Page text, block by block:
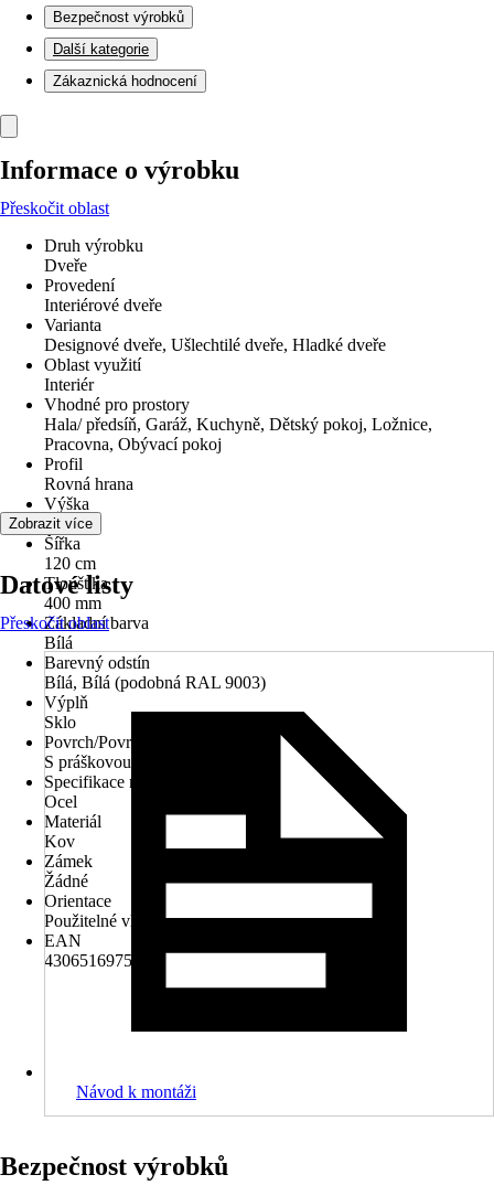
Bezpečnost výrobků
Další kategorie
Zákaznická hodnocení
Informace o výrobku
Přeskočit oblast
Druh výrobku
Dveře
Provedení
Interiérové dveře
Varianta
Designové dveře, Ušlechtilé dveře, Hladké dveře
Oblast využití
Interiér
Vhodné pro prostory
Hala/ předsíň, Garáž, Kuchyně, Dětský pokoj, Ložnice,
Pracovna, Obývací pokoj
Profil
Rovná hrana
Výška
250 cm
Šířka
120 cm
Tloušťka
400 mm
Základní barva
Bílá
Barevný odstín
Bílá, Bílá (podobná RAL 9003)
Výplň
Sklo
Povrch/Povrchová úprava
S práškovou úpravou
Specifikace materiálu
Ocel
Materiál
Kov
Zámek
Žádné
Orientace
Použitelné vlevo/ vpravo
EAN
4306516975815
Zobrazit více
Datové listy
Přeskočit oblast
Návod k montáži
Bezpečnost výrobků